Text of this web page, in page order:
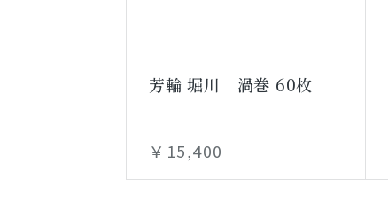
芳輪 堀川 渦巻 60枚
￥15,400